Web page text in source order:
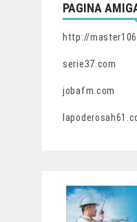
PAGINA
http://
serie37.com
jobafm.com